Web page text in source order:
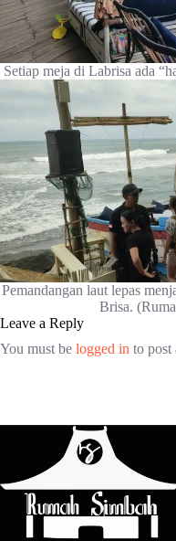
Setiap meja di Labrisa ada
Pemandangan laut lepas
Brisa.
Leave a Reply
You must be logged in to post